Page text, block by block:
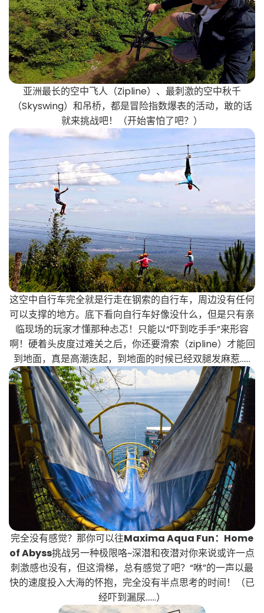
亚洲最长的空中飞人（Zipline）、最刺激的空中秋千
（Skyswing）和吊桥，都是冒险指数爆表的活动，敢的话
就来挑战吧！（开始害怕了吧？）
这空中自行车完全就是行走在钢索的自行车，周边没有任何
可以支撑的地方。底下看向自行车好像没什么，但是只有亲
临现场的玩家才懂那种忐忑！只能以“吓到吃手手”来形容
啊！硬着头皮度过难关之后，你还要滑索（zipline）才能回
到地面，真是高潮迭起，到地面的时候已经双腿发麻惹……
完全没有感觉？那你可以往Maxima Aqua Fun：Home
of Abyss挑战另一种极限咯~深潜和夜潜对你来说或许一点
刺激感也没有，但这滑梯，总有感觉了吧？“咻”的一声以最
快的速度投入大海的怀抱，完全没有半点思考的时间！（已
经吓到漏尿……）